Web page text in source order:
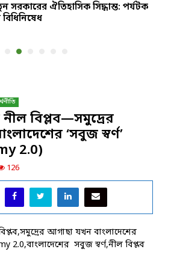
সরকারের ঐতিহাসিক সিদ্ধান্ত: পর্যটক
বিধিনিষেধ
বিপ্লব—সমুদ্রের
‘সবুজ স্বর্ণ’
2.0)
126